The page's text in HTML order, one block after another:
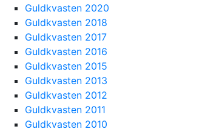
Guldkvasten 2020
Guldkvasten 2018
Guldkvasten 2017
Guldkvasten 2016
Guldkvasten 2015
Guldkvasten 2013
Guldkvasten 2012
Guldkvasten 2011
Guldkvasten 2010